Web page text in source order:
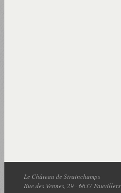
Le Château de Strainchamps
Rue des Vennes, 29-6637Fauvillers